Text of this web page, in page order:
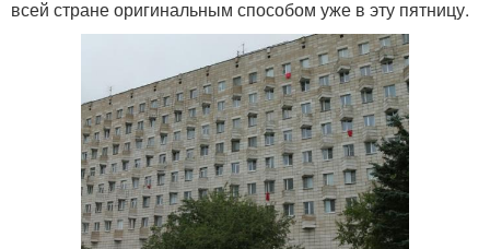
всей стране оригинальным способом уже в эту пятницу.